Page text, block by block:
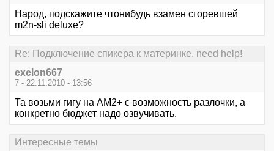
Народ, подскажите чтонибудь взамен сгоревшей
m2n-sli deluxe?
Re: Подключение спикера к материнке. need help!
exelon667
7 - 22.11.2010 - 13:56
Та возьми гигу на АМ2+ с возможность разлочки, а
конкретно бюджет надо озвучивать.
Интересные темы